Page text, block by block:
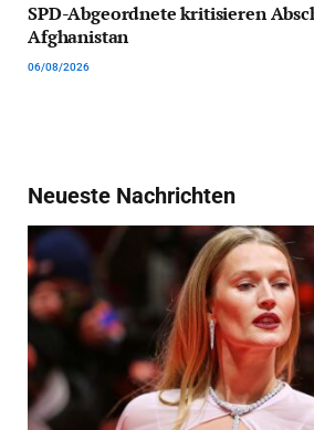
SPD-Abgeordnete kritisieren
Afghanistan
06/08/2026
Neueste Nachrichten